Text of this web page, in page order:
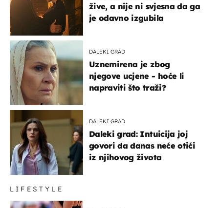
žive, a nije ni svjesna da ga
je odavno izgubila
DALEKI GRAD
Uznemirena je zbog
njegove ucjene - hoće li
napraviti što traži?
DALEKI GRAD
Daleki grad: Intuicija joj
govori da danas neće otići
iz njihovog života
LIFESTYLE